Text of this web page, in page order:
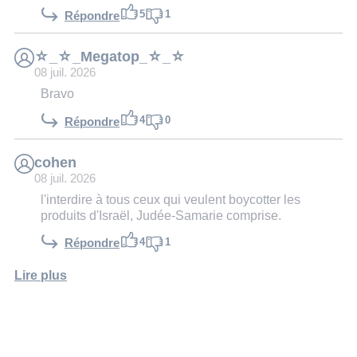
Répondre 5 1
☆_☆_Megatop_☆_☆
08 juil. 2026
Bravo
Répondre 4 0
cohen
08 juil. 2026
l'interdire à tous ceux qui veulent boycotter les
produits d'Israël, Judée-Samarie comprise.
Répondre 4 1
Lire plus